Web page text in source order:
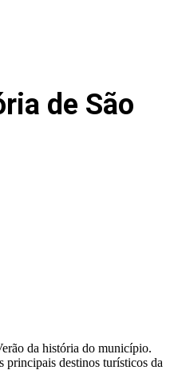
de São
da história do município.
principais destinos turísticos da